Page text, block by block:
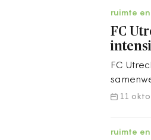
ruimte
FC
FC
11
ruimte